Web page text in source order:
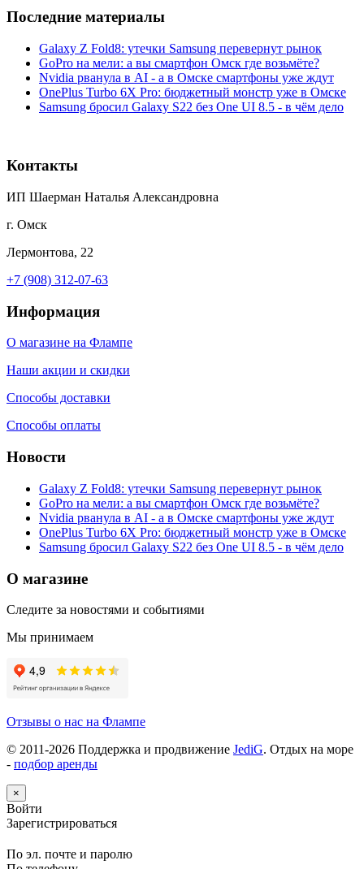
Последние материалы
Galaxy Z Fold8: утечки Samsung перевернут рынок
GoPro на мели: а вы смартфон Омск где возьмёте?
Nvidia рванула в AI - а в Омске смартфоны уже ждут
OnePlus Turbo 6X Pro: бюджетный монстр уже в Омске
Samsung бросил Galaxy S22 без One UI 8.5 - в чём дело
Контакты
ИП Шаерман Наталья Александровна
г. Омск
Лермонтова, 22
+7 (908) 312-07-63
Информация
О магазине на Флампе
Наши акции и скидки
Способы доставки
Способы оплаты
Новости
Galaxy Z Fold8: утечки Samsung перевернут рынок
GoPro на мели: а вы смартфон Омск где возьмёте?
Nvidia рванула в AI - а в Омске смартфоны уже ждут
OnePlus Turbo 6X Pro: бюджетный монстр уже в Омске
Samsung бросил Galaxy S22 без One UI 8.5 - в чём дело
О магазине
Следите за новостями и событиями
Мы принимаем
Отзывы о нас на Флампе
© 2011-2026 Поддержка и продвижение JediG. Отдых на море
- подбор аренды
×
Войти
Зарегистрироваться
По эл. почте и паролю